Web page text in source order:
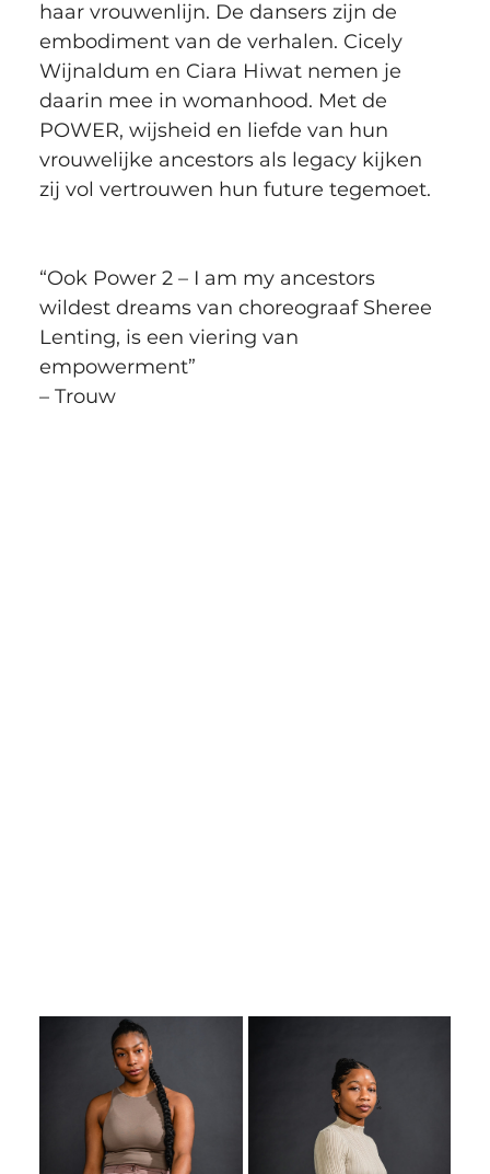
haar vrouwenlijn. De dansers zijn de
embodiment van de verhalen. Cicely
Wijnaldum en Ciara Hiwat nemen je
daarin mee in womanhood. Met de
POWER, wijsheid en liefde van hun
vrouwelijke ancestors als legacy kijken
zij vol vertrouwen hun future tegemoet.
“Ook Power 2 – I am my ancestors
wildest dreams van choreograaf Sheree
Lenting, is een viering van
empowerment”
– Trouw